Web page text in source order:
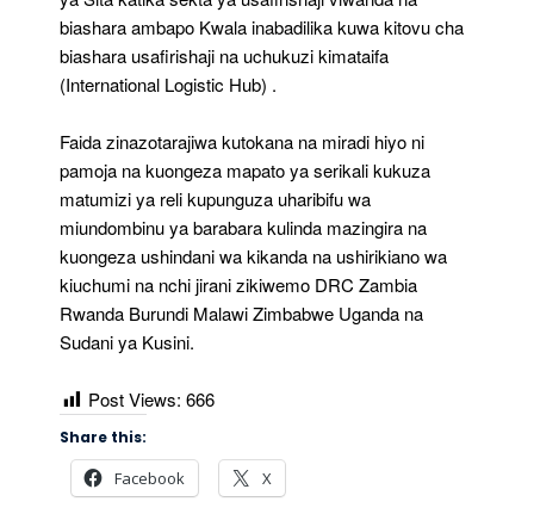
biashara ambapo Kwala inabadilika kuwa kitovu cha
biashara usafirishaji na uchukuzi kimataifa
(International Logistic Hub) .
Faida zinazotarajiwa kutokana na miradi hiyo ni
pamoja na kuongeza mapato ya serikali kukuza
matumizi ya reli kupunguza uharibifu wa
miundombinu ya barabara kulinda mazingira na
kuongeza ushindani wa kikanda na ushirikiano wa
kiuchumi na nchi jirani zikiwemo DRC Zambia
Rwanda Burundi Malawi Zimbabwe Uganda na
Sudani ya Kusini.
Post Views: 666
Share this:
Facebook X